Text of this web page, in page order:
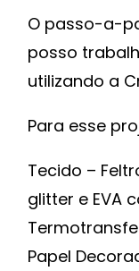
O passo-a-
posso
utilizando a
Para esse
Tecido –
glitter e EVA
Papel